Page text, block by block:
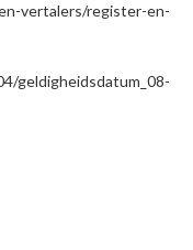
vertalers/register-en-
geldigheidsdatum_08-